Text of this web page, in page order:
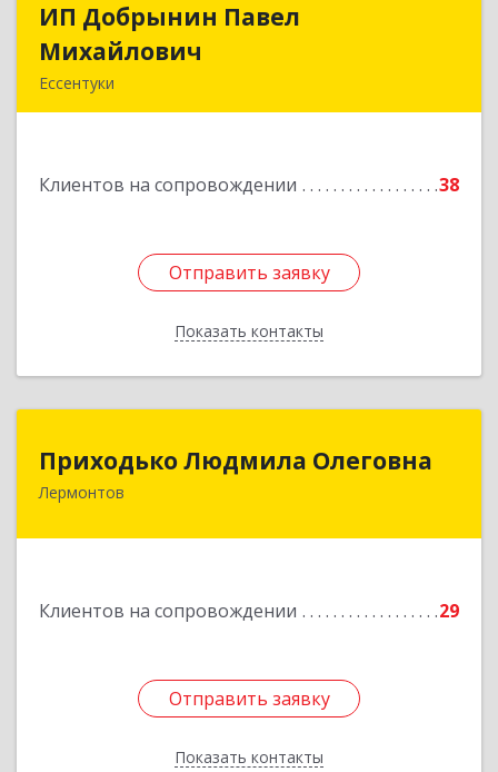
ИП Добрынин Павел
Михайлович
Ессентуки
Клиентов на сопровождении 38
Отправить заявку
Показать контакты
ИП Добрынин Павел
Отправить заявку
Назад
Приходько Людмила Олеговна
Лермонтов
Клиентов на сопровождении 29
Отправить заявку
Показать контакты
357341, Лермонтов г, П.Лумумбы ул, дом №
Отправить заявку
Назад